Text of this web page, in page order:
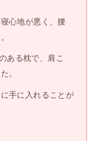
心地が悪く、腰
ある枕で、肩こ
。
手に入れることが